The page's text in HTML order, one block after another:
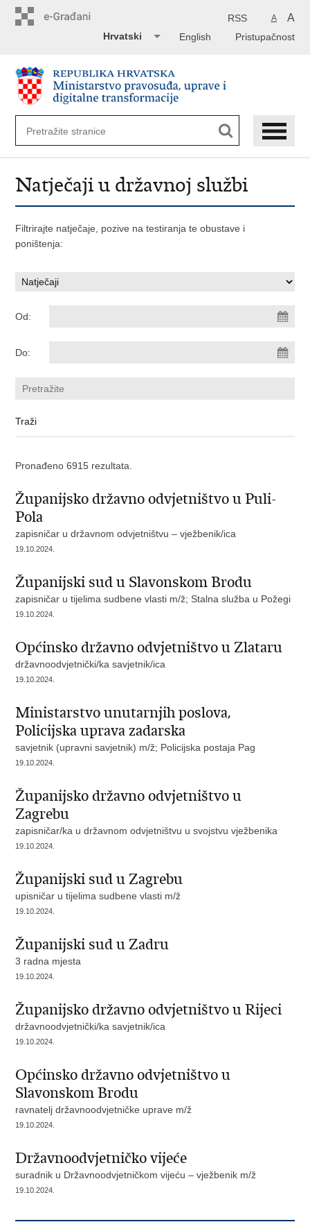
A A
RSS
Pristupačnost
English
Hrvatski
Natječaji u državnoj službi
Filtrirajte natječaje, pozive na testiranja te obustave i
poništenja:
Od:
Do:
Pronađeno 6915 rezultata.
Županijsko državno odvjetništvo u Puli-
Pola
zapisničar u državnom odvjetništvu – vježbenik/ica
19.10.2024.
Županijski sud u Slavonskom Brodu
zapisničar u tijelima sudbene vlasti m/ž; Stalna služba u Požegi
19.10.2024.
Općinsko državno odvjetništvo u Zlataru
državnoodvjetnički/ka savjetnik/ica
19.10.2024.
Ministarstvo unutarnjih poslova,
Policijska uprava zadarska
savjetnik (upravni savjetnik) m/ž; Policijska postaja Pag
19.10.2024.
Županijsko državno odvjetništvo u
Zagrebu
zapisničar/ka u državnom odvjetništvu u svojstvu vježbenika
19.10.2024.
Županijski sud u Zagrebu
upisničar u tijelima sudbene vlasti m/ž
19.10.2024.
Županijski sud u Zadru
3 radna mjesta
19.10.2024.
Županijsko državno odvjetništvo u Rijeci
državnoodvjetnički/ka savjetnik/ica
19.10.2024.
Općinsko državno odvjetništvo u
Slavonskom Brodu
ravnatelj državnoodvjetničke uprave m/ž
19.10.2024.
Državnoodvjetničko vijeće
suradnik u Državnoodvjetničkom vijeću – vježbenik m/ž
19.10.2024.